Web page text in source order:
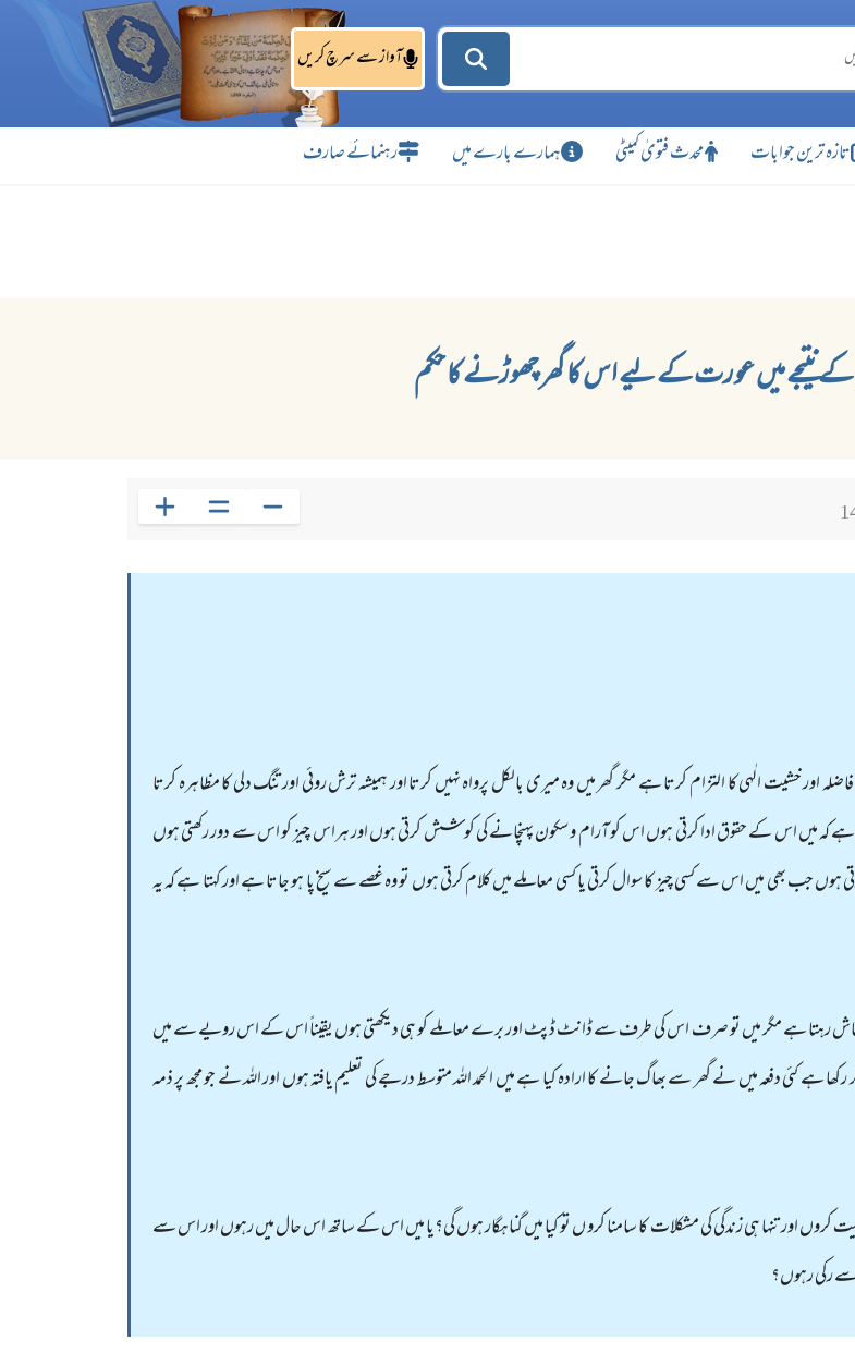
آواز سے سرچ کریں
تازہ ترین جوابات محدث فتویٰ کمیٹی ہمارے بارے میں رہنمائے صارف
اور خشیت الٰہی کا التزام کرتا ہے مگر گھر میں وہ میری بالکل پرواہ نہیں کرتا اور ہمیشہ ترش روئی اور تنگ دلی کا مظاہرہ کرتا
کہ میں اس کے حقوق ادا کرتی ہوں اس کو آرام و سکون پہنچانے کی کوشش کرتی ہوں اور ہراس چیز کو اس سے دور رکھتی ہوں
جب بھی میں اس سے کسی چیز کا سوال کرتی یا کسی معاملے میں کلام کرتی ہوں تو وہ غصے سے سیخ پا ہو جاتا ہے اور کہتا ہے کہ یہ
رہتا ہے مگر میں تو صرف اس کی طرف سے ڈانٹ ڈپٹ اور برے معاملے کو ہی دیکھتی ہوں یقیناً اس کے اس رویے سے میں
ہے کئی دفعہ میں نے گھر سے بھاگ جانے کا ارادہ کیا ہے میں الحمد اللہ متوسط درجے کی تعلیم یافتہ ہوں اور اللہ نے جو مجھ پر ذمہ
کروں اور تنہا ہی زندگی کی مشکلات کا سامنا کرو ں تو کیا میں گناہگار ہوں گی؟یا میں اس کے ساتھ اس حال میں رہوں اور اس سے
رکی رہوں؟